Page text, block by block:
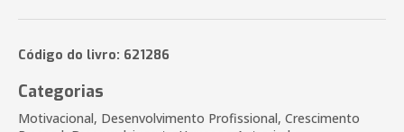
Código do livro: 621286
Categorias
Motivacional, Desenvolvimento Profissional, Crescimento